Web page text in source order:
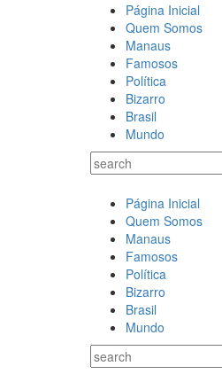
Página Inicial
Quem Somos
Manaus
Famosos
Política
Bizarro
Brasil
Mundo
Página Inicial
Quem Somos
Manaus
Famosos
Política
Bizarro
Brasil
Mundo